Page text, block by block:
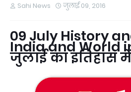
Sahi News जुलाई 09, 2016
09 July History
India and World
जुलाई का इतिहास